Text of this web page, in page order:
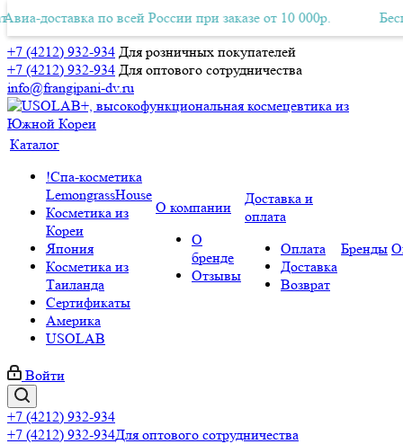
+7 (4212) 932-934 Для розничных покупателей
+7 (4212) 932-934 Для оптового сотрудничества
info@frangipani-dv.ru
Авиа-доставка по всей России при заказе от 10 000р.
доставка по всей России при заказе от 10 000р.
Каталог
!Спа-косметика
LemongrassHouse
Косметика из
Кореи
Япония
Косметика из
Таиланда
Сертификаты
Америка
USOLAB
О компании
О
бренде
Отзывы
Доставка и
оплата
Оплата
Доставка
Возврат
Бренды
Войти
+7 (4212) 932-934
+7 (4212) 932-934Для оптового сотрудничества